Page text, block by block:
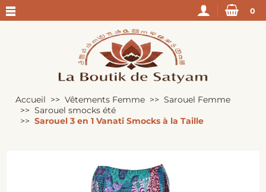
0
Accueil Vêtements Femme
Sarouel Femme
Sarouel smocks été
Sarouel 3 en 1 Vanati Smocks à la Taille